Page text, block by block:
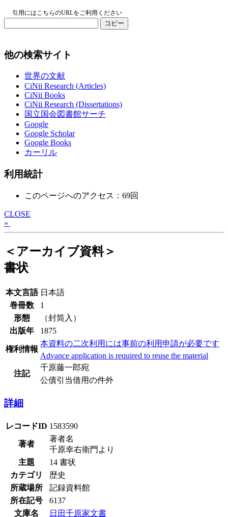
引用にはこちらのURLをご利用ください
コピー
他の検索サイト
世界の文献
CiNii Research (Articles)
CiNii Books
CiNii Research (Dissertations)
国立国会図書館サーチ
Google
Google Scholar
Google Books
カーリル
利用統計
このページへのアクセス：69回
CLOSE
»
＜アーカイブ資料＞
書状
本文言語 日本語
巻冊数
1
形態
（封筒入）
出版年
1875
権利情報
本資料の二次利用には事前の利用申請が必要です
Advance application is required to reuse the material
注記
千原藤一郎宛
公債引当借用の件外
詳細
レコードID 1583590
著者
著者名
千原幸右衛門より
主題
14 書状
カテゴリ
歴史
所蔵場所
記録資料館
所在記号
6137
文庫名
日田千原家文書